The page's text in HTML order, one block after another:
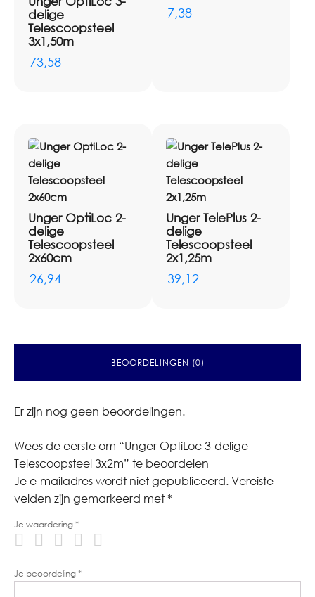
delige
Telescoopsteel
3x1,50m
73,58
7,38
Unger OptiLoc 2-
delige
Telescoopsteel
2x60cm
26,94
Unger TelePlus 2-
delige
Telescoopsteel
2x1,25m
39,12
BEOORDELINGEN (0)
Er zijn nog geen beoordelingen.
Wees de eerste om “Unger OptiLoc 3-delige
Telescoopsteel 3x2m” te beoordelen
Je e-mailadres wordt niet gepubliceerd.Vereiste
velden zijn gemarkeerd met *
Je waardering*
Je beoordeling*